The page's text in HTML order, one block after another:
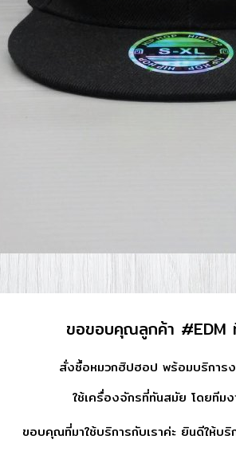
ขอขอบคุณลูกค้า #EDM
สั่งซื้อหมวกฮิปฮอป พร้อมบริการ
ใช้เครื่องจักรที่ทันสมัย โดยทีม
ขอบคุณที่มาใช้บริการกับเราค่ะ ยินดีให้บริ